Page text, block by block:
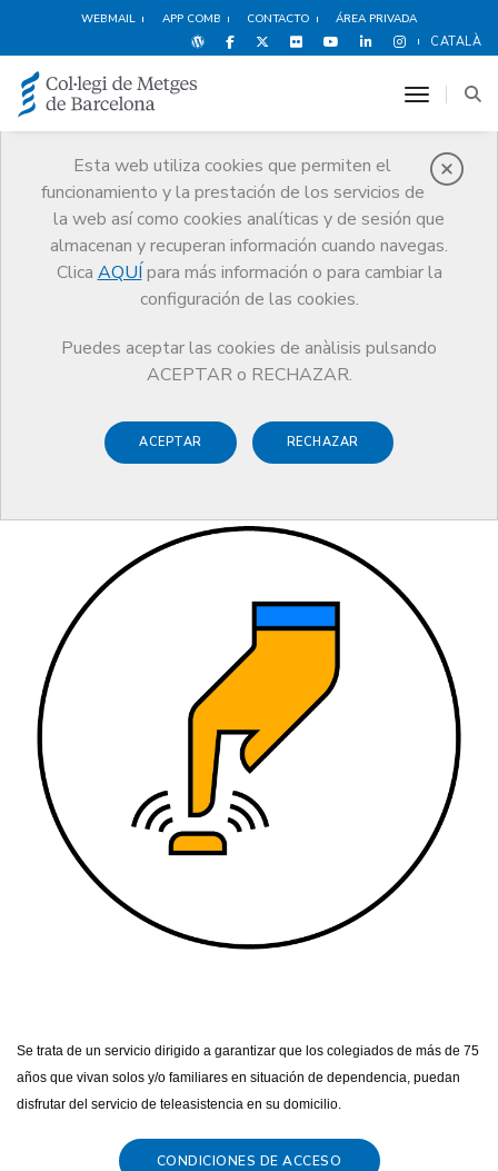
WEBMAIL APP COMB CONTACTO ÁREA PRIVADA
CATALÀ
Esta web utiliza cookies que permiten el
funcionamiento y la prestación de los servicios de
la web así como cookies analíticas y de sesión que
almacenan y recuperan información cuando navegas.
Clica AQUÍ para más información o para cambiar la
configuración de las cookies.
Puedes aceptar las cookies de anàlisis pulsando
ACEPTAR o RECHAZAR.
ACEPTAR RECHAZAR
toggle
Protección social
Servicios Salud y bienestar del médico
Protección social
Ayudas y prestaciones del programa
Servicio de teleasistencia y localización
Servicio de teleasistencia y
localización
Se trata de un servicio dirigido a garantizar que los colegiados de más de 75
años que vivan solos y/o familiares en situación de dependencia, puedan
disfrutar del servicio de teleasistencia en su domicilio.
CONDICIONES DE ACCESO